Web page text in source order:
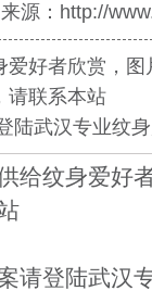
源：http://
好者欣赏，
请联系本站
陆武汉专业纹
纹身爱好
登陆武汉专